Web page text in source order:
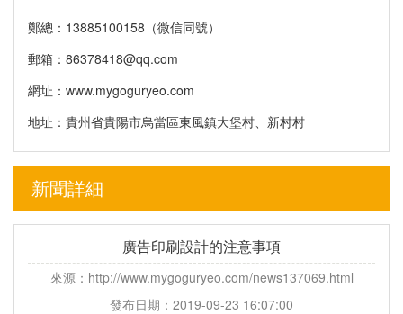
鄭總：13885100158（微信同號）
郵箱： 86378418@qq.com
網址：www.mygoguryeo.com
地址：貴州省貴陽市烏當區東風鎮大堡村、新村村
新聞詳細
廣告印刷設計的注意事項
來源：http://www.mygoguryeo.com/news137069.html
發布日期：2019-09-23 16:07:00